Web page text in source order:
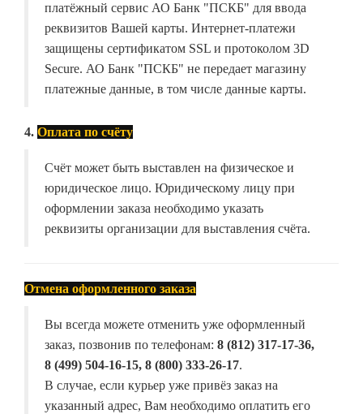
платёжный сервис АО Банк "ПСКБ" для ввода
реквизитов Вашей карты. Интернет-платежи
защищены сертификатом SSL и протоколом 3D
Secure. АО Банк "ПСКБ" не передает магазину
платежные данные, в том числе данные карты.
4. Оплата по счёту
Счёт может быть выставлен на физическое и
юридическое лицо. Юридическому лицу при
оформлении заказа необходимо указать
реквизиты организации для выставления счёта.
Отмена оформленного заказа
Вы всегда можете отменить уже оформленный
заказ, позвонив по телефонам: 8 (812) 317-17-36,
8 (499) 504-16-15, 8 (800) 333-26-17.
В случае, если курьер уже привёз заказ на
указанный адрес, Вам необходимо оплатить его